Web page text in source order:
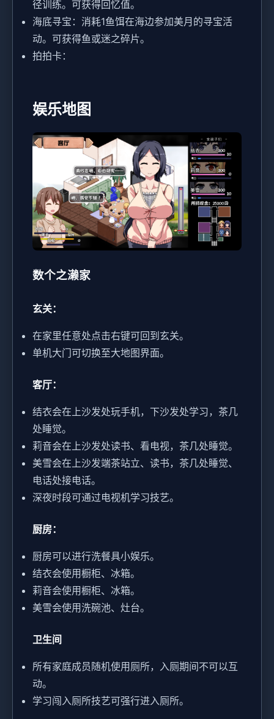
径训练。可获得回忆值。
海底寻宝：消耗1鱼饵在海边参加美月的寻宝活
动。可获得鱼或迷之碎片。
拍拍卡：
娱乐地图
数个之濑家
玄关：
在家里任意处点击右键可回到玄关。
单机大门可切换至大地图界面。
客厅：
结衣会在上沙发处玩手机，下沙发处学习，茶几
处睡觉。
莉音会在上沙发处读书、看电视，茶几处睡觉。
美雪会在上沙发端茶站立、读书，茶几处睡觉、
电话处接电话。
深夜时段可通过电视机学习技艺。
厨房：
厨房可以进行洗餐具小娱乐。
结衣会使用橱柜、冰箱。
莉音会使用橱柜、冰箱。
美雪会使用洗碗池、灶台。
卫生间
所有家庭成员随机使用厕所，入厕期间不可以互
动。
学习闯入厕所技艺可强行进入厕所。